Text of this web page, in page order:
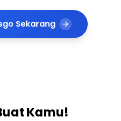
Sekarang
Kamu!